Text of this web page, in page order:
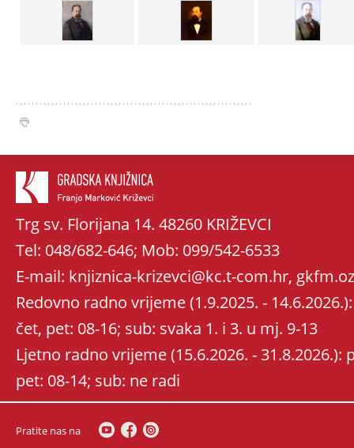
Trg sv. Florijana 14. 48260 KRIŽEVCI
Tel: 048/682-646; Mob: 099/542-6533
E-mail: knjiznica-krizevci@kc.t-com.hr,
Redovno radno vrijeme (1.9.2025. -
čet, pet: 08-16; sub: svaka 1. i 3. u mj. 9-13
Ljetno radno vrijeme (15.6.2026. - 31.8.2026.):
pet: 08-14; sub: ne radi
Pratite nas na